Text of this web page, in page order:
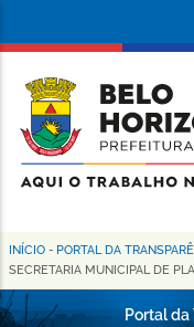
conteúdo
principal
da
Prefeitura
de
Horizonte
Trilha
de
INÍCIO - PORTAL DA
SECRETARIA MUNICIPAL DE
Portal da